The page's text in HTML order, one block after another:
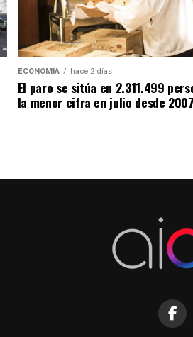
ECONOMÍA hace 2 días
El paro se sitúa en 2.311.499
la menor cifra en julio desde 2007